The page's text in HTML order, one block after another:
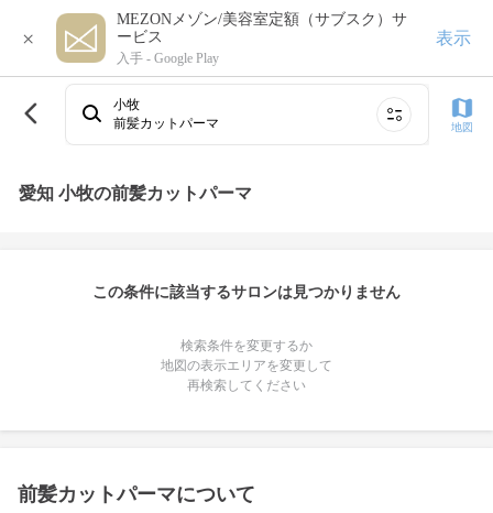
×
MEZONメゾン/美容室定額（サブスク）サ
ービス
入手 - Google Play
表示
小牧
前髪カットパーマ
地図
愛知 小牧の前髪カットパーマ
この条件に該当するサロンは見つかりません
検索条件を変更するか
地図の表示エリアを変更して
再検索してください
前髪カットパーマについて